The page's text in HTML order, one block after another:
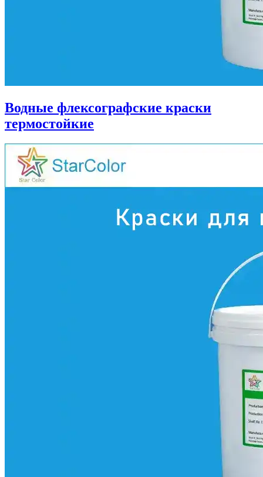
Водные флексографские краски
термостойкие